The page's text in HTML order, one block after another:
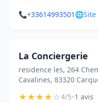
📞+33614993501 🌐Site
La Conciergerie
residence les, 264
Cavalines, 83320
★★★★☆4/5•1 avis